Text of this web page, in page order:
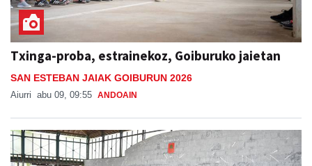
Txinga-proba, estrainekoz, Goiburuko jaietan
SAN ESTEBAN JAIAK GOIBURUN 2026
Aiurri abu 09, 09:55 ANDOAIN